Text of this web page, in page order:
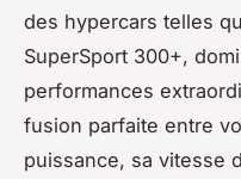
des hypercars telles
SuperSport 300+,
performances
fusion parfaite entre
puissance, sa vitesse